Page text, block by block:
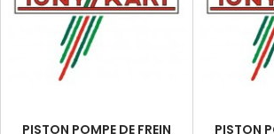
PISTON POMPE DE FREIN
PISTON